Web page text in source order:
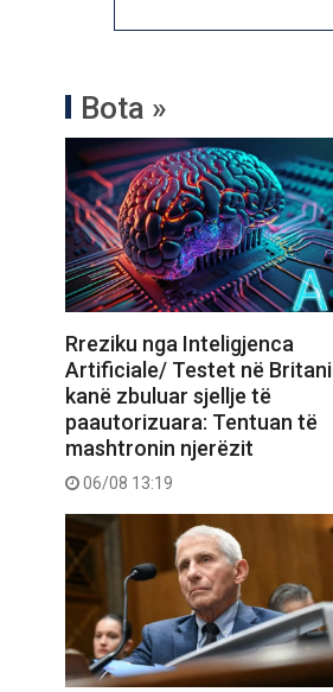
Bota »
Rreziku nga Inteligjenca
Artificiale/ Testet në Britani
kanë zbuluar sjellje të
paautorizuara: Tentuan të
mashtronin njerëzit
06/08 13:19